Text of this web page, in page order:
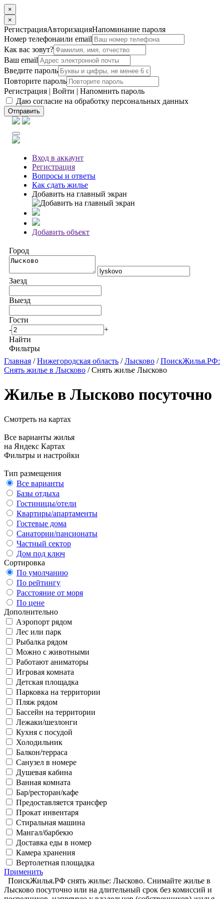
×
×
РегистрацияАвторизацияНапоминание пароля
Номер телефонаили email
Как вас зовут?
Ваш email
Введите пароль
Повторите пароль
Регистрация | Войти | Напомнить пароль
Даю согласие на обработку персональных данных
Отправить
Вход в аккаунт
Регистрация
Вопросы и ответы
Как сдать жилье
Добавить на главный экран
Добавить объект
Город
Заезд
Выезд
Гости
-
+
Найти
Фильтры
Главная /Нижегородская область /Лысково /ПоискЖилья.РФ:
Снять жилье в Лысково / Снять жилье Лысково
Жилье в Лысково посуточно
Смотреть на картах
Все варианты жилья
на Яндекс Картах
Фильтры и настройки
Тип размещения
Все варианты
Базы отдыха
Гостиницы/отели
Квартиры/апартаменты
Гостевые дома
Санатории/пансионаты
Частный сектор
Дом под ключ
Сортировка
По умолчанию
По рейтингу
Расстояние от моря
По цене
Дополнительно
Аэропорт рядом
Лес или парк
Рыбалка рядом
Можно с животными
Работают аниматоры
Игровая комната
Детская площадка
Парковка на территории
Пляж рядом
Бассейн на территории
Лежаки/шезлонги
Кухня с посудой
Холодильник
Балкон/терраса
Санузел в номере
Душевая кабина
Ванная комната
Бар/ресторан/кафе
Предоставляется трансфер
Прокат инвентаря
Стиральная машина
Мангал/барбекю
Доставка еды в номер
Камера хранения
Вертолетная площадка
Применить
ПоискЖилья.РФ снять жилье: Лысково. Снимайте жилье в
Лысково посуточно или на длительный срок без комиссий и